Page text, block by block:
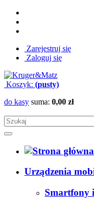
Zarejestruj się
Zaloguj się
Koszyk: (pusty)
do kasy suma: 0,00 zł
Urządzenia
Smartfony